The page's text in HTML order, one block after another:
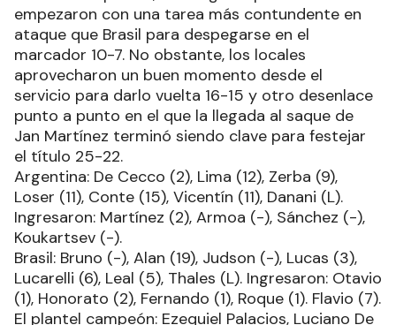
empezaron con una tarea más contundente en
ataque que Brasil para despegarse en el
marcador 10-7. No obstante, los locales
aprovecharon un buen momento desde el
servicio para darlo vuelta 16-15 y otro desenlace
punto a punto en el que la llegada al saque de
Jan Martínez terminó siendo clave para festejar
el título 25-22.
Argentina: De Cecco (2), Lima (12), Zerba (9),
Loser (11), Conte (15), Vicentín (11), Danani (L).
Ingresaron: Martínez (2), Armoa (-), Sánchez (-),
Koukartsev (-).
Brasil: Bruno (-), Alan (19), Judson (-), Lucas (3),
Lucarelli (6), Leal (5), Thales (L). Ingresaron: Otavio
(1), Honorato (2), Fernando (1), Roque (1). Flavio (7).
El plantel campeón: Ezequiel Palacios, Luciano De